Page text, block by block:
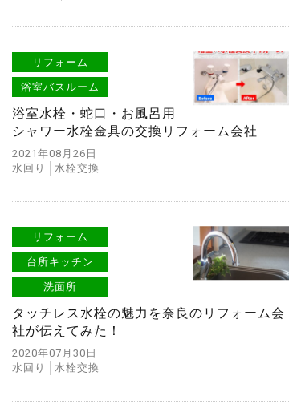
リフォーム
浴室バスルーム
浴室水栓・蛇口・お風呂用
シャワー水栓金具の交換リフォーム会社
2021年08月26日
水回り
水栓交換
リフォーム
台所キッチン
洗面所
タッチレス水栓の魅力を奈良のリフォーム会
社が伝えてみた！
2020年07月30日
水回り
水栓交換